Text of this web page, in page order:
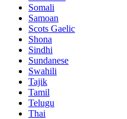
Somali
Samoan
Scots Gaelic
Shona
Sindhi
Sundanese
Swahili
Tajik
Tamil
Telugu
Thai